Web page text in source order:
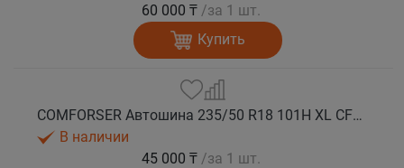
60 000 ₸ /за 1 шт.
Купить
COMFORSER Автошина 235/50 R18 101H XL CF1100 RWL лето
В наличии
45 000 ₸ /за 1 шт.